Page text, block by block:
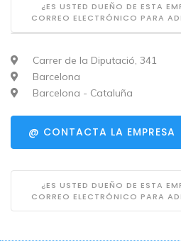
¿ES USTED DUEÑO DE ESTA
CORREO ELECTRÓNICO PARA
Carrer de la Diputació, 341
Barcelona
Barcelona - Cataluña
@ CONTACTA LA EMPRESA
¿ES USTED DUEÑO DE ESTA
CORREO ELECTRÓNICO PARA